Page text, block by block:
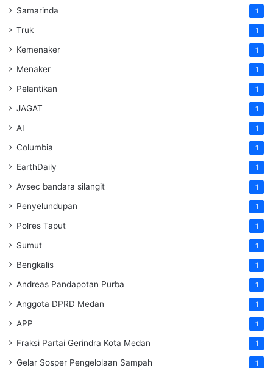
Samarinda 1
Truk 1
Kemenaker 1
Menaker 1
Pelantikan 1
JAGAT 1
AI 1
Columbia 1
EarthDaily 1
Avsec bandara silangit 1
Penyelundupan 1
Polres Taput 1
Sumut 1
Bengkalis 1
Andreas Pandapotan Purba 1
Anggota DPRD Medan 1
APP 1
Fraksi Partai Gerindra Kota Medan 1
Gelar Sosper Pengelolaan Sampah 1